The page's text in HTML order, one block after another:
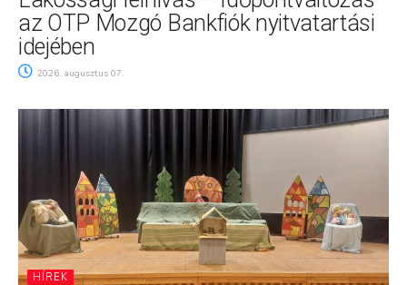
az OTP Mozgó Bankfiók nyitvatartási
idejében
2026. augusztus 07.
HÍREK